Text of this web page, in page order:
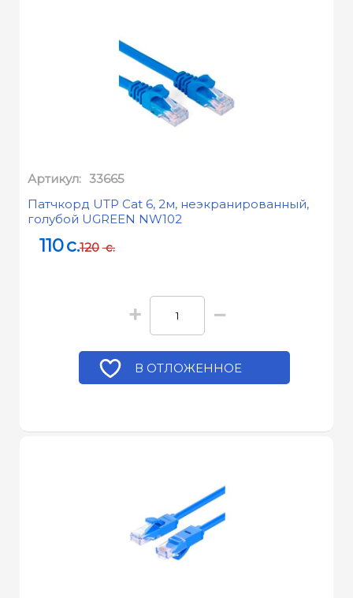
Артикул: 33665
Патчкорд UTP Cat 6, 2м, неэкранированный,
голубой UGREEN NW102
110c.120 c.
+ −
В ОТЛОЖЕННОЕ